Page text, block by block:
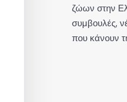
ζώων στην
συμβουλές,
που κάνουν